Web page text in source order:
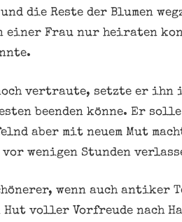
die Reste der Blumen
einer Frau nur heiraten
noch vertraute, setzte er
beenden könne. Er
aber mit neuem Mut
vor wenigen Stunden
wenn auch
voller Vorfreude nach